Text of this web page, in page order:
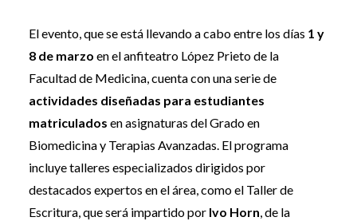
El evento, que se está llevando a cabo entre los días 1 y
8 de marzo en el anfiteatro López Prieto de la
Facultad de Medicina, cuenta con una serie de
actividades diseñadas para estudiantes
matriculados en asignaturas del Grado en
Biomedicina y Terapias Avanzadas. El programa
incluye talleres especializados dirigidos por
destacados expertos en el área, como el Taller de
Escritura, que será impartido por Ivo Horn,de la